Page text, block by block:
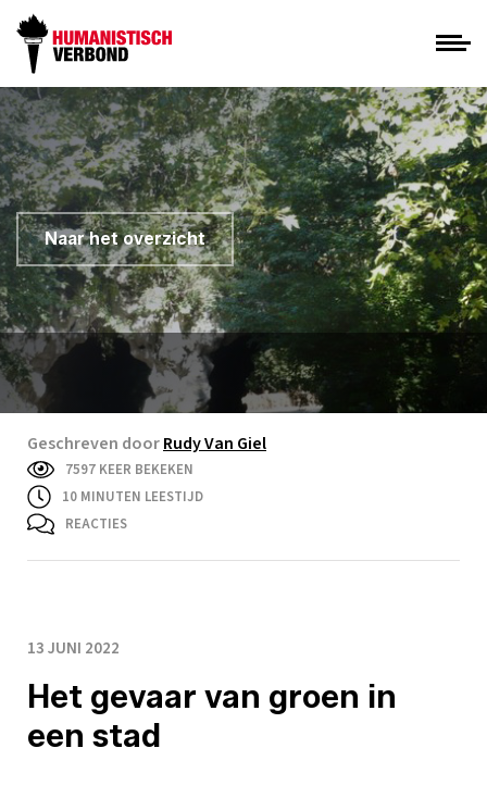
Naar het overzicht
Geschreven doorRudy Van Giel
7597 KEER BEKEKEN
10 MINUTEN LEESTIJD
REACTIES
13 JUNI 2022
Het gevaar van groen in
een stad